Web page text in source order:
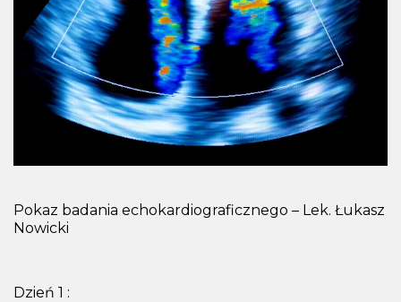
Pokaz badania echokardiograficznego – Lek. Łukasz
Nowicki
Dzień 1 :